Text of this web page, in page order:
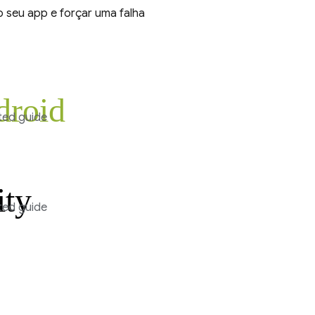
seu app e forçar uma falha
guide
guide